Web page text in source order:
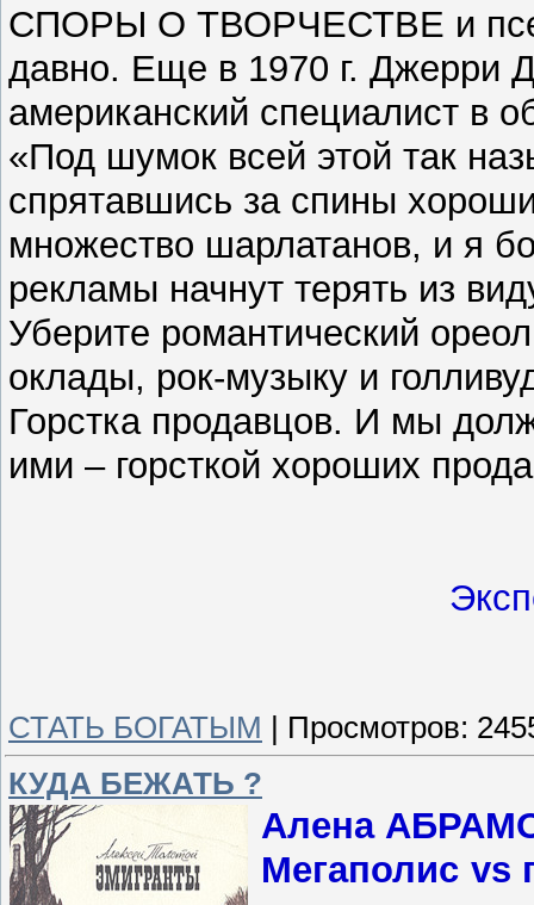
СПОРЫ О ТВОРЧЕСТВЕ и
давно. Еще в 1970 г. Джерри
американский специалист в
«Под шумок всей этой так
спрятавшись за спины
множество шарлатанов, и я
рекламы начнут терять из
Уберите романтический
оклады, рок-музыку и
Горстка продавцов. И мы
ими – горсткой хороших
СТАТЬ БОГАТЫМ | Просмотров:
КУДА БЕЖАТЬ ?
Алена
Мегаполис vs